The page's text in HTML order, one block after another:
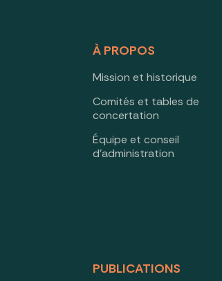
À PROPOS
Mission et historique
Comités et tables de
concertation
Équipe et conseil
d’administration
PUBLICATIONS